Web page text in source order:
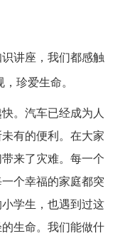
讲座，我们都感触
珍爱生命。
。汽车已经成为人
有的便利。在大家
来了灾难。每一个
个幸福的家庭都突
学生，也遇到过这
生命。我们能做什